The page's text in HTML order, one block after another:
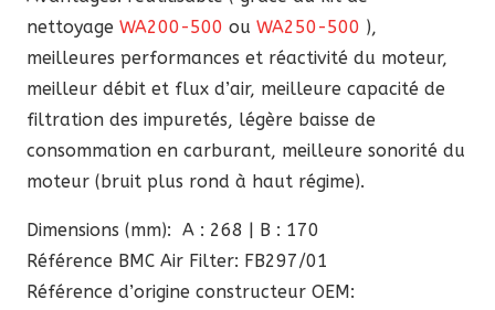
nettoyage WA200-500 ou WA250-500 ),
meilleures performances et réactivité du moteur,
meilleur débit et flux d’air, meilleure capacité de
filtration des impuretés, légère baisse de
consommation en carburant, meilleure sonorité du
moteur (bruit plus rond à haut régime).
Dimensions (mm): A : 268 | B : 170
Référence BMC Air Filter: FB297/01
Référence d’origine constructeur OEM: